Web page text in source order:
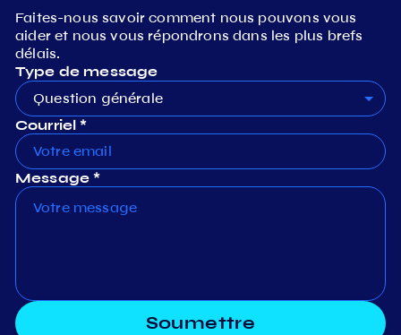
Faites-nous savoir comment nous pouvons vous
aider et nous vous répondrons dans les plus brefs
délais.
Type de message
Question générale
Courriel *
Message *
Soumettre